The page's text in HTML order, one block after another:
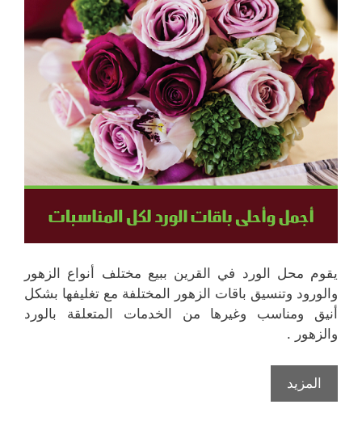
يقوم محل الورد في القرين ببيع مختلف أنواع الزهور
والورود وتنسيق باقات الزهور المختلفة مع تغليفها بشكل
أنيق ومناسب وغيرها من الخدمات المتعلقة بالورد
والزهور .
المزيد